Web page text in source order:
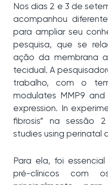
Nos dias 2 e 3 de
acompanhou
para ampliar seu
pesquisa, que se
ação da membrana
tecidual. A
trabalho, com o
modulates MMP9
expression. In
fibrosis” na sessão
studies using perinatal
Para ela, foi
pré-clínicos com